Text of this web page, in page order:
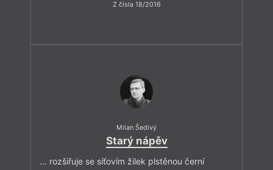
Z čísla 18/2016
Milan Šedivý
Starý nápěv
… rozšiřuje se síťovím žilek plstěnou černí